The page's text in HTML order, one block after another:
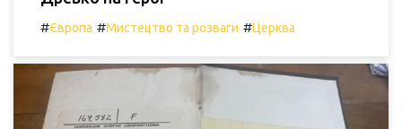
#Європа #Мистецтво та розваги #Церква